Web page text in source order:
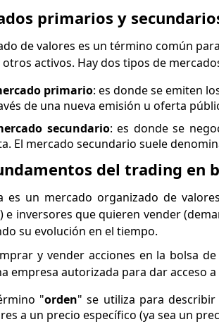
primarios y
de valores es un término común
activos. Hay dos tipos de
primario: es donde se emiten
de una nueva emisión u oferta
secundario: es donde se
El mercado secundario suele
del trading en
es un mercado organizado de
e inversores que quieren vender
su evolución en el tiempo.
y vender acciones en la bolsa
empresa autorizada para dar acceso
"orden" se utiliza para
a un precio específico (ya sea un